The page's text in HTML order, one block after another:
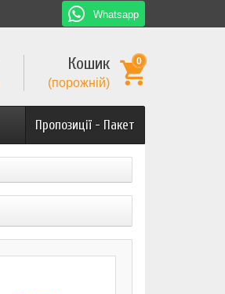
Whatsapp
Кошик
(порожній)
0
Пропозиції - Пакет